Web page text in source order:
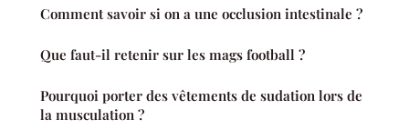
Comment savoir si on a une occlusion intestinale ?
Que faut-il retenir sur les mags football ?
Pourquoi porter des vêtements de sudation lors de
la musculation ?